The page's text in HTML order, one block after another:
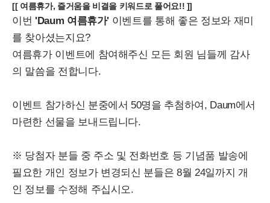
[[ 여름휴가, 즐거움을 비결을 키워드로 풀어요!! ]]
이번 'Daum 여름휴가' 이벤트를 통해 좋은 정보와 재미
를 찾아셨는지요?
여름휴가 이벤트에 참여해주신 모든 회원 님들께 감사
의 말씀을 전합니다.
이벤트 참가하신 분중에서 50명을 추첨하여, Daum에서
마련한 선물을 보내드립니다.
※ 당첨자 분들 중 주소 및 전화번호 등 기념품 발송에
필요한 개인 정보가 변경되신 분들은 8월 24일까지 개
인 정보를 수정해 주십시오.